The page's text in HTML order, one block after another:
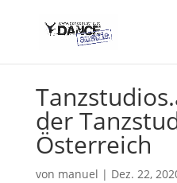
der
Österreich
von manuel | Dez. 22,